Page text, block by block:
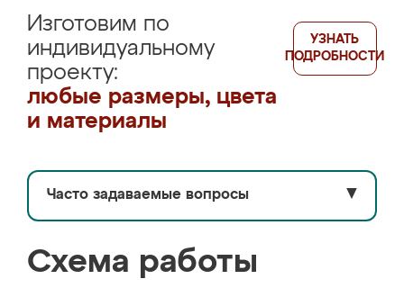
Изготовим по
индивидуальному
проекту:
любые размеры, цвета
и материалы
УЗНАТЬ
ПОДРОБНОСТИ
Часто задаваемые вопросы ▼
Схема работы